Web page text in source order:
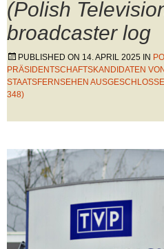
(Polish
broadcaster log
PUBLISHED ON 14. APRIL 2025 IN
PRÄSIDENTSCHAFTSKANDIDATEN
STAATSFERNSEHEN
348)